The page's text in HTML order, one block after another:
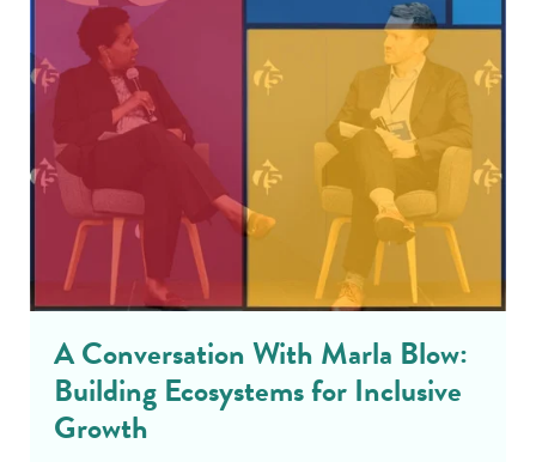
A Conversation With Marla Blow:
Building Ecosystems for Inclusive
Growth